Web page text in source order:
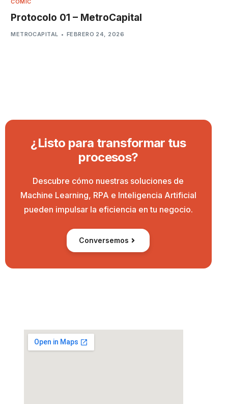
COMIC
Protocolo 01 – MetroCapital
METROCAPITAL FEBRERO 24, 2026
¿ Listo para transformar tus
procesos?
Descubre cómo nuestras soluciones de
Machine Learning, RPA e Inteligencia Artificial
pueden impulsar la eficiencia en tu negocio.
Conversemos